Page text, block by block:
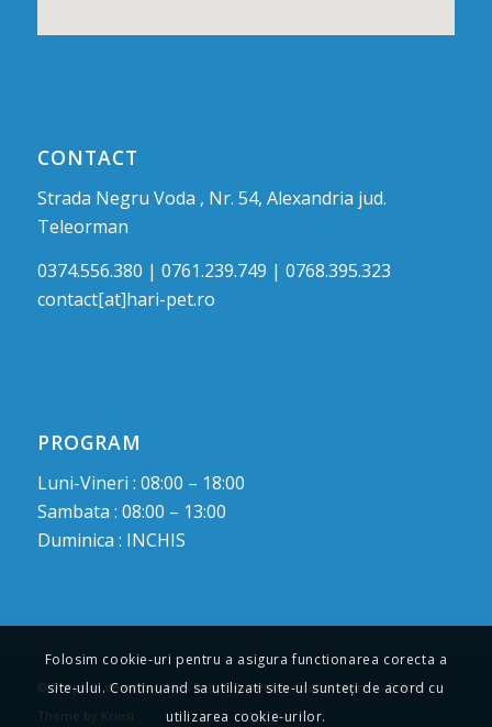
CONTACT
Strada Negru Voda , Nr. 54, Alexandria jud.
Teleorman
0374.556.380 | 0761.239.749 | 0768.395.323
contact[at]hari-pet.ro
PROGRAM
Luni-Vineri : 08:00 – 18:00
Sambata : 08:00 – 13:00
Duminica : INCHIS
© Drepturi de autor -Hari Pet : Cabinet medical veterinar-Enfold
Theme by Kriesi
Folosim cookie-uri pentru a asigura functionarea corecta a
site-ului. Continuand sa utilizati site-ul sunteți de acord cu
utilizarea cookie-urilor.